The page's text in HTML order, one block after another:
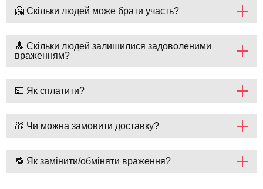
🤗 Скільки людей може брати участь?
🔝 Скільки людей залишилися задоволеними
враженням?
💵 Як сплатити?
🎁 Чи можна замовити доставку?
🔁 Як замінити/обміняти враження?